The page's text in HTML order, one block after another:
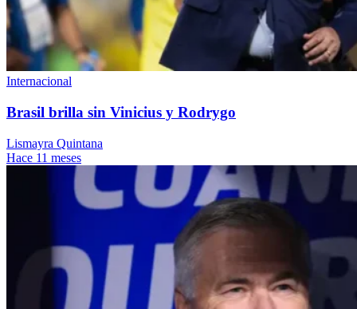
Internacional
Brasil brilla sin Vinicius y Rodrygo
Lismayra Quintana
Hace 11 meses